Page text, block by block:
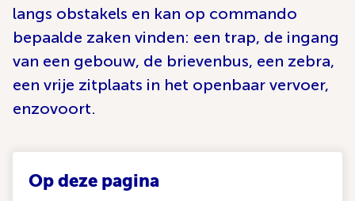
langs obstakels en kan op commando
bepaalde zaken vinden: een trap, de ingang
van een gebouw, de brievenbus, een zebra,
een vrije zitplaats in het openbaar vervoer,
enzovoort.
Op deze pagina